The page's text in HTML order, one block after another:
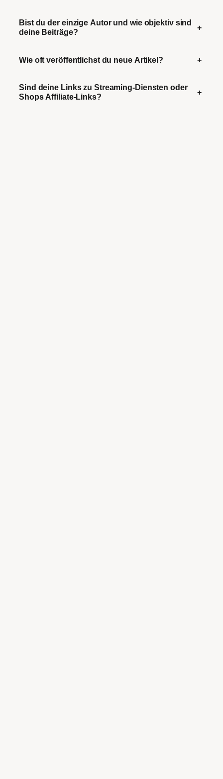
Bist du der einzige Autor und wie objektiv sind
deine Beiträge?
+
Wie oft veröffentlichst du neue Artikel? +
Sind deine Links zu Streaming-Diensten oder
Shops Affiliate-Links?
+